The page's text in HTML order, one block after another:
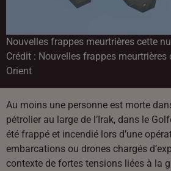
Nouvelles frappes meurtrières cette
Crédit : Nouvelles frappes meurtrières
Orient
Au moins une personne est morte
pétrolier au large de l’Irak, dans le
été frappé et incendié lors d’une
embarcations ou drones chargés
contexte de fortes tensions liées à la